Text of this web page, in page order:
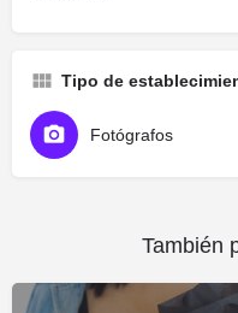
Tipo de
Fotógrafos
También